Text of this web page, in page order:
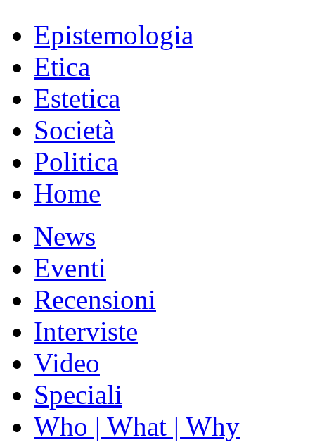
Epistemologia
Etica
Estetica
Società
Politica
Home
News
Eventi
Recensioni
Interviste
Video
Speciali
Who | What | Why